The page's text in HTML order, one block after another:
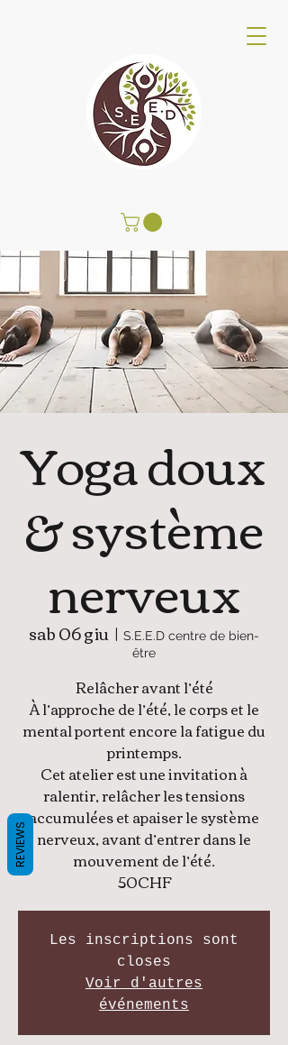
Yoga doux
& système
nerveux
sab 06 giu
  |
S.E.E.D centre de bien-
être
Relâcher avant l’été
À l’approche de l’été, le corps et le
mental portent encore la fatigue du
printemps.
Cet atelier est une invitation à
ralentir, relâcher les tensions
accumulées et apaiser le système
nerveux, avant d’entrer dans le
mouvement de l’été.
50CHF
Les inscriptions sont
closes
Voir d'autres
événements
REVIEWS